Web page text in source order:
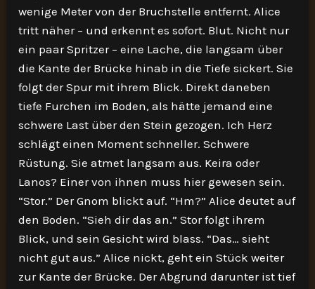
wenige Meter von der Bruchstelle entfernt. Alice
tritt näher – und erkennt es sofort. Blut. Nicht nur
ein paar Spritzer – eine Lache, die langsam über
die Kante der Brücke hinab in die Tiefe sickert. Sie
folgt der Spur mit ihrem Blick. Direkt daneben
tiefe Furchen im Boden, als hätte jemand eine
schwere Last über den Stein gezogen. Ich Herz
schlägt einen Moment schneller. Schwere
Rüstung. Sie atmet langsam aus. Keira oder
Lanos? Einer von ihnen muss hier gewesen sein.
“Stor.” Der Gnom blickt auf. “Hm?” Alice deutet auf
den Boden. “Sieh dir das an.” Stor folgt ihrem
Blick, und sein Gesicht wird blass. “Das… sieht
nicht gut aus.” Alice nickt, geht ein Stück weiter
zur Kante der Brücke. Der Abgrund darunter ist tief